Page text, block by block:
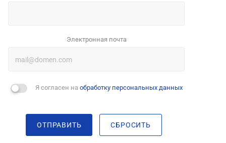
Электронная почта
Я согласен на обработку персональных данных
ОТПРАВИТЬ СБРОСИТЬ